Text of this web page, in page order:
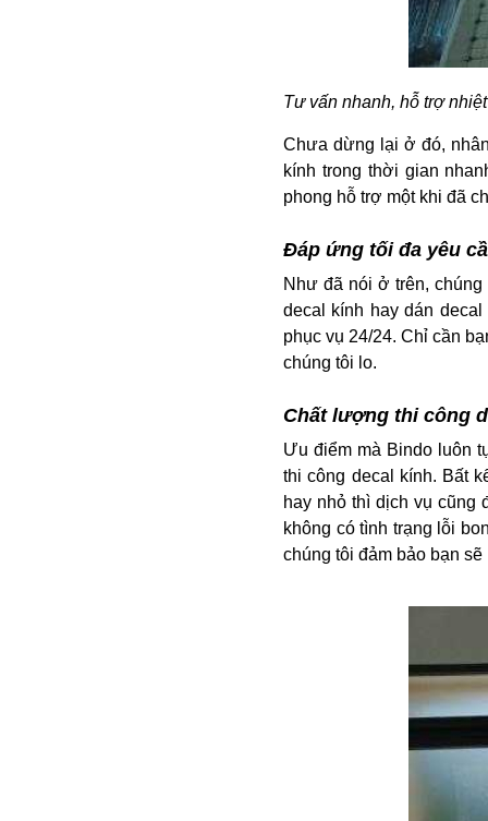
Tư vấn nhanh, hỗ trợ
Chưa dừng lại ở đó,
kính trong thời gian
phong hỗ trợ một khi đã
Đáp ứng tối đa yêu
Như đã nói ở trên,
decal kính hay dán
phục vụ 24/24. Chỉ cần
chúng tôi lo.
Chất lượng thi công
Ưu điểm mà Bindo luôn
thi công decal kính. Bất
hay nhỏ thì dịch vụ cũng
không có tình trạng lỗi
chúng tôi đảm bảo bạn